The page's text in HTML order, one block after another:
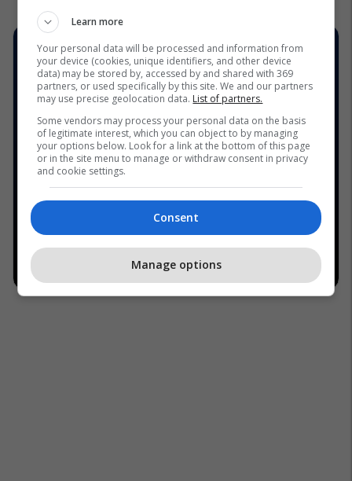
Learn more
Your personal data will be processed and information from
your device (cookies, unique identifiers, and other device
data) may be stored by, accessed by and shared with 369
partners, or used specifically by this site. We and our partners
may use precise geolocation data. List of partners.
Some vendors may process your personal data on the basis
of legitimate interest, which you can object to by managing
your options below. Look for a link at the bottom of this page
or in the site menu to manage or withdraw consent in privacy
and cookie settings.
Consent
Manage options